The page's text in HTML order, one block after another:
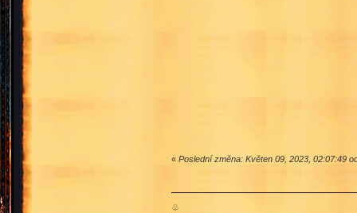
« Poslední změna: Květen 09, 2023, 02:07:49
♧